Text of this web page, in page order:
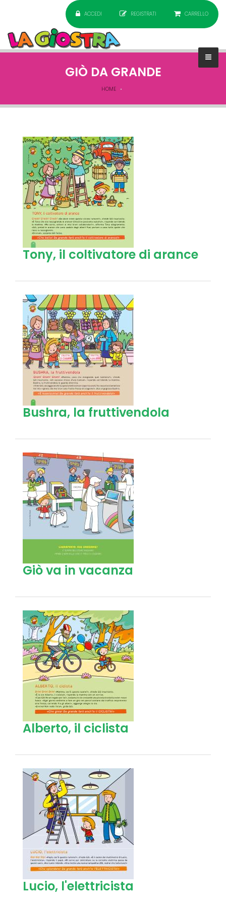
ACCEDI REGISTRATI CARRELLO
GIÒ DA GRANDE
HOME
Tony, il coltivatore di arance
Bushra, la fruttivendola
Giò va in vacanza
Alberto, il ciclista
Lucio, l'elettricista